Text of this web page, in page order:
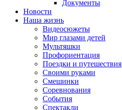
Документы
Новости
Наша жизнь
Видеосюжеты
Мир глазами детей
Мультяшки
Профориентация
Поездки и путешествия
Своими руками
Смешинки
Соревнования
События
Спектакли